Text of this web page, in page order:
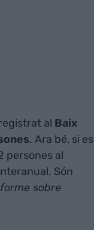
al Baix
. Ara bé, si es
persones al
Són
sobre